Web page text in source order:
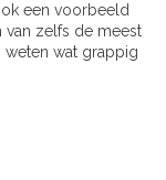
een voorbeeld
van zelfs de meest
weten wat grappig